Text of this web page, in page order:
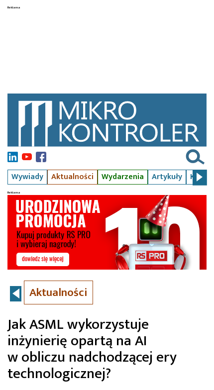
Wywiady Aktualności Wydarzenia Artykuły Kursy
Aktualności
Jak ASML wykorzystuje
inżynierię opartą na AI
w obliczu nadchodzącej ery
technologicznej?